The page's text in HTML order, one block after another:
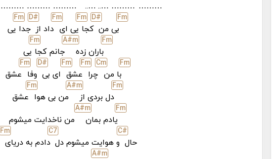
………
………
…..
…..
………
………
………
Fm
بی من
D#
کجا
Fm
یی ای
Fm
داد از
D#
جدا
Fm
یی
Fm
باران زده
A#m
جانم کجا
Fm
یی
Fm
با من
Cm
چرا
Fm
عشق
Fm
ای بی
D#
وفا
Fm
عشق
Fm
دل بردی از
A#m
من بی هوا
Fm
عشق
Fm
یادم بمان
A#m
من ناخدایت میشوم
حال
C#
و هوایت میشوم دل
C7
دادم به دریای
Fm
A#m